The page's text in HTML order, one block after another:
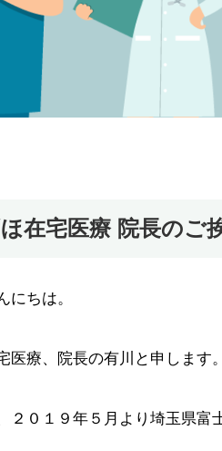
在宅医療 院長のご
にちは。
医療、院長の有川と申します。
２０１９年５月より埼玉県